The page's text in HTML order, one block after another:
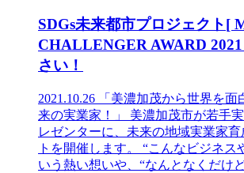
SDGs未来都市プロジェクト[
CHALLENGER AWARD
さい！
2021.10.26 「美濃加茂から世界を面
来の実業家！」 美濃加茂市が若手
レゼンターに、未来の地域実業家
トを開催します。 “こんなビジネス
いう熱い想いや、“なんとなくだけ